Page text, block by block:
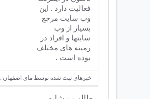
فعالیت دارد . این
وب سایت مرجع
بسیار از وب
سایتها و افراد در
زمینه های مختلف
بوده است .
خبرهای ثبت شده توسط مای اصفهان : 1621